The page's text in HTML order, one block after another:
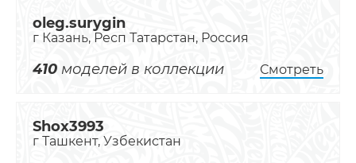
oleg.surygin
г Казань, Респ Татарстан, Россия
410 моделей в коллекции Смотреть
Shox3993
г Ташкент, Узбекистан